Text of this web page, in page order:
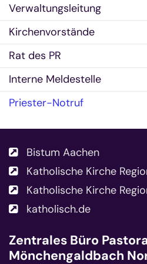
Verwaltungsleitung
Kirchenvorstände
Rat des PR
Interne Meldestelle
Priester-Notruf
Bistum Aachen
Katholische Kirche
Katholische Kirche
katholisch.de
Zentrales Büro
Mönchengaldbach